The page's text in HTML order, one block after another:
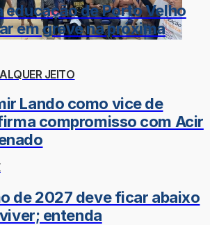
educação de Porto Velho
em greve na próxima
JEITO
Lando como vice de
compromisso com Acir
de 2027 deve ficar abaixo
entenda